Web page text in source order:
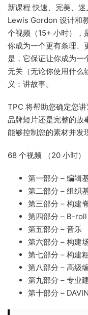
新课程 快速、完美、
Lewis Gordon 设计和
个视频（15+ 小时），
你成为一个更有条理、
是，它保证让你成为一
无关（无论你使用什么
义：讲故事。
TPC 将帮助您确定您
品牌短片还是完整的故
能够控制您的素材并发
68 个视频 （20 小时）
第一部分 – 编辑
第二部分 – 组织
第三部分 – 构建
第四部分 – B-roll
第五部分 – 音乐
第六部分 – 构建
第七部分 – 构建
第八部分 – 高级
第九部分 – 专业
第十部分 –